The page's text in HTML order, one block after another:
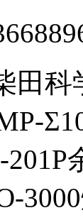
田科
201P